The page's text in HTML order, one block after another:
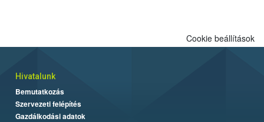
Cookie beállítások
Hivatalunk
Bemutatkozás
Szervezeti felépítés
Gazdálkodási adatok